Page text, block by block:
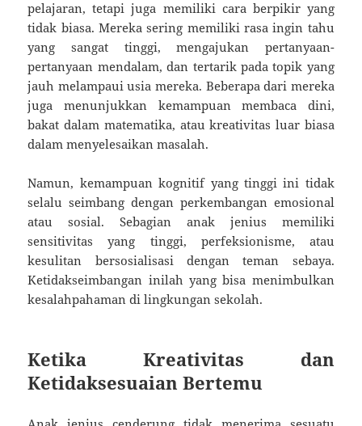
pelajaran, tetapi juga memiliki cara berpikir yang
tidak biasa. Mereka sering memiliki rasa ingin tahu
yang sangat tinggi, mengajukan pertanyaan-
pertanyaan mendalam, dan tertarik pada topik yang
jauh melampaui usia mereka. Beberapa dari mereka
juga menunjukkan kemampuan membaca dini,
bakat dalam matematika, atau kreativitas luar biasa
dalam menyelesaikan masalah.
Namun, kemampuan kognitif yang tinggi ini tidak
selalu seimbang dengan perkembangan emosional
atau sosial. Sebagian anak jenius memiliki
sensitivitas yang tinggi, perfeksionisme, atau
kesulitan bersosialisasi dengan teman sebaya.
Ketidakseimbangan inilah yang bisa menimbulkan
kesalahpahaman di lingkungan sekolah.
Ketika Kreativitas dan
Ketidaksesuaian Bertemu